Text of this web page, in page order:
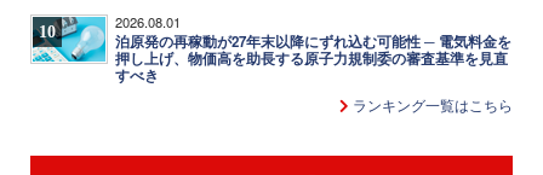
10 2026.08.01
泊原発の再稼動が27年末以降にずれ込む可能性 ─ 電気料金を
押し上げ、物価高を助長する原子力規制委の審査基準を見直
すべき
ランキング一覧はこちら